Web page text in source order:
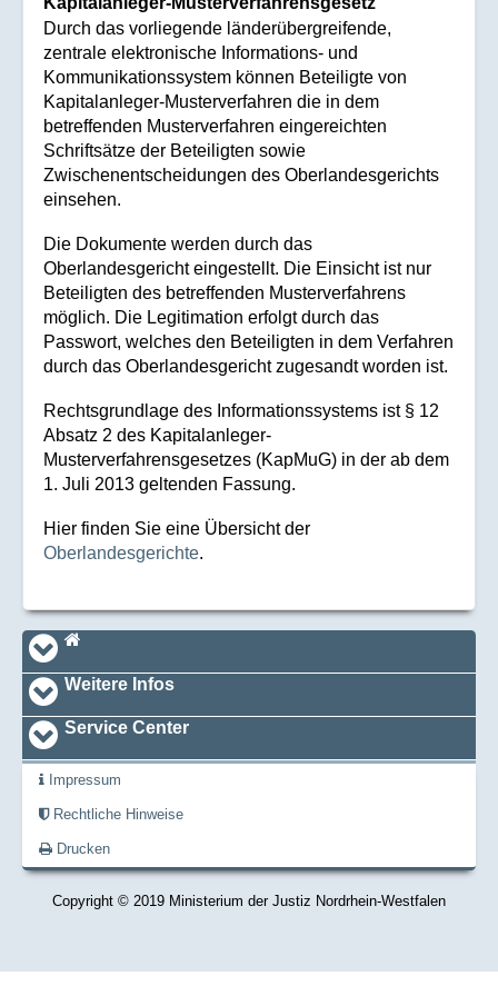
Durch das vorliegende länderübergreifende,
zentrale elektronische Informations- und
Kommunikationssystem können Beteiligte von
Kapitalanleger-Musterverfahren die in dem
betreffenden Musterverfahren eingereichten
Schriftsätze der Beteiligten sowie
Zwischenentscheidungen des Oberlandesgerichts
einsehen.
Die Dokumente werden durch das
Oberlandesgericht eingestellt. Die Einsicht ist nur
Beteiligten des betreffenden Musterverfahrens
möglich. Die Legitimation erfolgt durch das
Passwort, welches den Beteiligten in dem Verfahren
durch das Oberlandesgericht zugesandt worden ist.
Rechtsgrundlage des Informationssystems ist § 12
Absatz 2 des Kapitalanleger-
Musterverfahrensgesetzes (KapMuG) in der ab dem
1. Juli 2013 geltenden Fassung.
Hier finden Sie eine Übersicht der
Oberlandesgerichte.
Navi_footer
Startseite
Weitere Infos
Service Center
Impressum
Rechtliche Hinweise
Drucken
Copyright © 2019 Ministerium der Justiz Nordrhein-Westfalen